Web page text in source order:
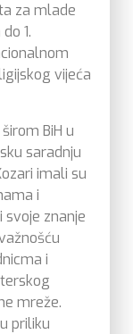
za mlade
1.
vijeća
BiH u
saradnju
imali su
i
znanje
i
mreže.
priliku